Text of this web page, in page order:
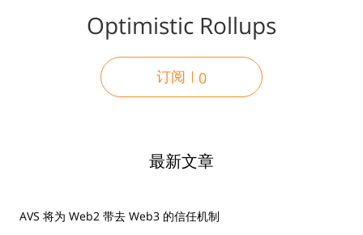
Optimistic Rollups
订阅 0
最新文章
AVS 将为 Web2 带去 Web3 的信任机制